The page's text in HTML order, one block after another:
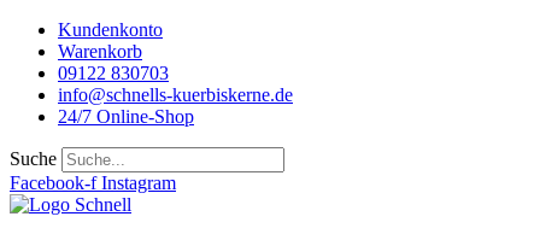
Kundenkonto
Warenkorb
09122 830703
info@schnells-kuerbiskerne.de
24/7 Online-Shop
Suche
Facebook-f Instagram